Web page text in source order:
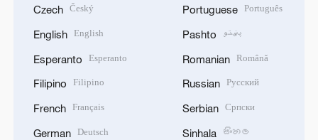
Czech Český
English English
Esperanto Esperanto
Filipino Filipino
French Français
German Deutsch
Portuguese Português
Pashto پښتو
Romanian Română
Russian Русский
Serbian Српски
Sinhala සිංහල